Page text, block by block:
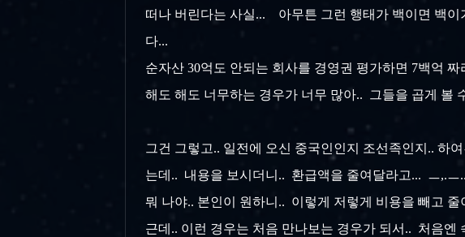
떠나 버린다는 사실... 아무튼 그런 행태가 백이면 백
다...
순자산 30억도 안되는 회사를 경영권 평가하면 7백억
해도 해도 너무하는 경우가 너무 많아.. 그들을 곱게 볼
그건 그렇고.. 일전에 오신 중국인인지 조선족인지.. 하
는데.. 내용을 보시더니.. 환급액을 줄여달라고... ㅡ,.
뭐 나야.. 본인이 원하니.. 이렇게 저렇게 비용을 빼고
근데.. 이런 경우는 처음 만나보는 경우가 되서.. 처음엔